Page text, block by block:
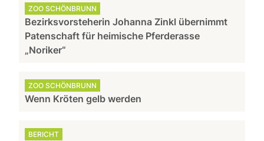
ZOO SCHÖNBRUNN
Bezirksvorsteherin Johanna Zinkl übernimmt
Patenschaft für heimische Pferderasse
„Noriker“
ZOO SCHÖNBRUNN
Wenn Kröten gelb werden
BERICHT